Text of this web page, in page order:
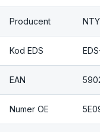
Producent NTY
Kod EDS
EAN
Numer OE